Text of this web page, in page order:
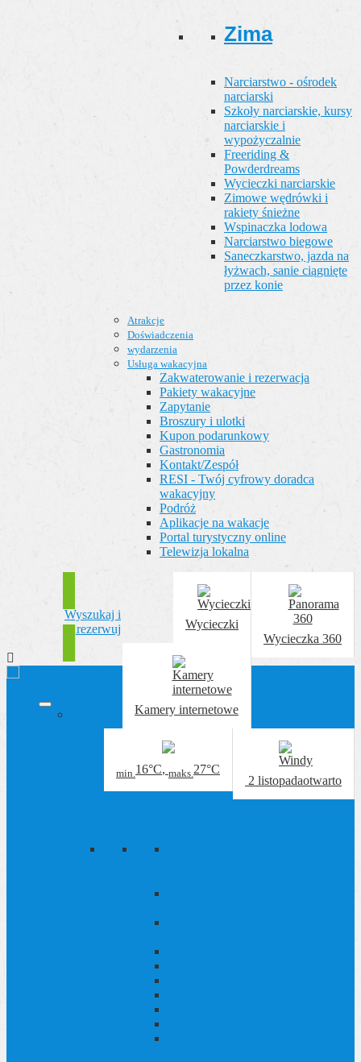
Zima
Narciarstwo - ośrodek
narciarski
Szkoły narciarskie, kursy
narciarskie i
wypożyczalnie
Freeriding &
Powderdreams
Wycieczki narciarskie
Zimowe wędrówki i
rakiety śnieżne
Wspinaczka lodowa
Narciarstwo biegowe
Saneczkarstwo, jazda na
łyżwach, sanie ciągnięte
przez konie
Atrakcje
Doświadczenia
wydarzenia
Usługa wakacyjna
Zakwaterowanie i rezerwacja
Pakiety wakacyjne
Zapytanie
Broszury i ulotki
Kupon podarunkowy
Gastronomia
Kontakt/Zespół
RESI - Twój cyfrowy doradca
wakacyjny
Podróż
Aplikacje na wakacje
Portal turystyczny online
Telewizja lokalna
Wycieczka 360
Wycieczki
Kamery internetowe
2 listopadaotwarto
min.16°C, maks.27°C
Wyszukaj i
zarezerwuj